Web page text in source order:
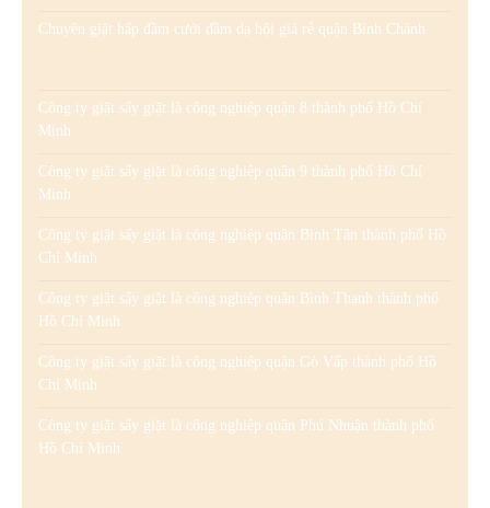
Chuyên giặt hấp đầm cưới đầm dạ hội giá rẻ quận Bình Chánh
Công ty giặt sấy giặt là công nghiệp quận 8 thành phố Hồ Chí
Minh
Công ty giặt sấy giặt là công nghiệp quận 9 thành phố Hồ Chí
Minh
Công ty giặt sấy giặt là công nghiệp quận Bình Tân thành phố Hồ
Chí Minh
Công ty giặt sấy giặt là công nghiệp quận Bình Thạnh thành phố
Hồ Chí Minh
Công ty giặt sấy giặt là công nghiệp quận Gò Vấp thành phố Hồ
Chí Minh
Công ty giặt sấy giặt là công nghiệp quận Phú Nhuận thành phố
Hồ Chí Minh